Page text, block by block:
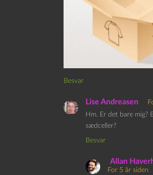
Besvar
Lise Andreasen
Hm. Er det bare mig?
sædceller?
Besvar
Allan
For 5 år siden